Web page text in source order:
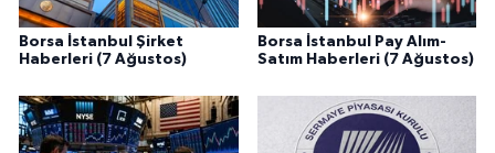
Borsa İstanbul Şirket
Haberleri (7 Ağustos)
Borsa İstanbul Pay Alım-
Satım Haberleri (7 Ağustos)